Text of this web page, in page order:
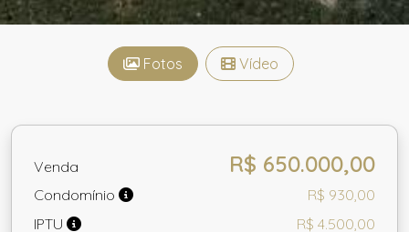
Fotos Vídeo
Venda R$ 650.000,00
Condomínio
R$ 930,00
IPTU
R$ 4.500,00